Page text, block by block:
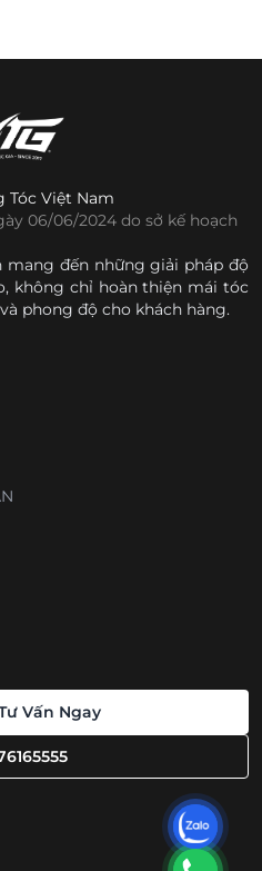
Tóc Việt Nam
06/06/2024 do sở kế hoạch
mang đến những giải pháp độ
không chỉ hoàn thiện mái tóc
phong độ cho khách hàng.
Vấn Ngay